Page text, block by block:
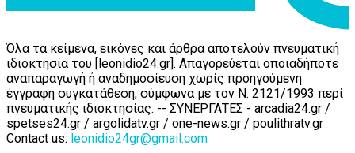
Όλα τα κείμενα, εικόνες και άρθρα αποτελούν πνευματική
ιδιοκτησία του [leonidio24.gr]. Απαγορεύεται οποιαδήποτε
αναπαραγωγή ή αναδημοσίευση χωρίς προηγούμενη
έγγραφη συγκατάθεση, σύμφωνα με τον Ν. 2121/1993 περί
πνευματικής ιδιοκτησίας. -- ΣΥΝΕΡΓΑΤΕΣ - arcadia24.gr /
spetses24.gr / argolidatv.gr / one-news.gr / poulithratv.gr
Contact us: leonidio24gr@gmail.com